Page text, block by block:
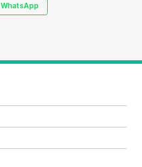
WhatsApp